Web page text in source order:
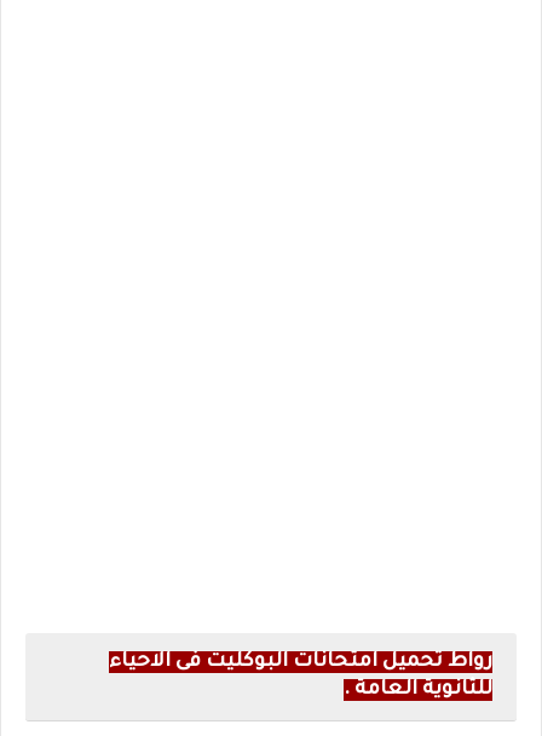
رواط تحميل امتحانات البوكليت فى الاحياء
للثانوية العامة .